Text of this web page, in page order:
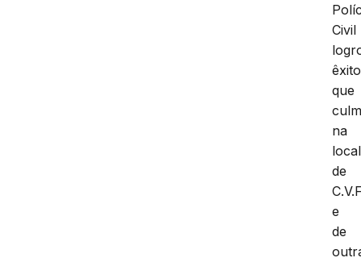
Civil
êxito
que
na
de
e
de